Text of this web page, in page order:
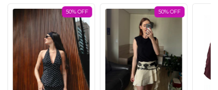
50% OFF 50% OFF